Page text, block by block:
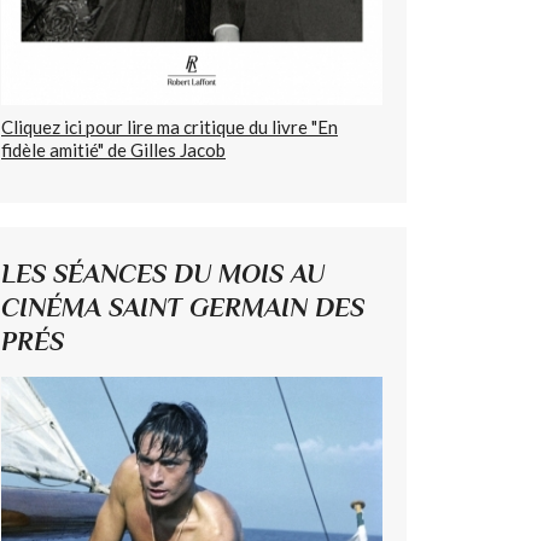
Cliquez ici pour lire ma critique du livre "En
fidèle amitié" de Gilles Jacob
LES SÉANCES DU MOIS AU
CINÉMA SAINT GERMAIN DES
PRÉS